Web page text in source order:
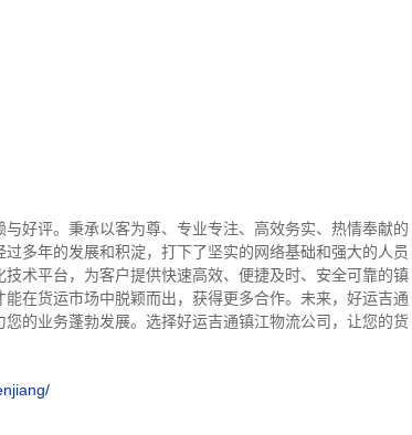
好评。 秉承以客为尊、专业专注、高效务实、热情奉献的
多年的发展和积淀，打下了坚实的网络基础和强大的人员
术平台，为客户提供快速高效、便捷及时、安全可靠的镇
在货运市场中脱颖而出，获得更多合作。 未来，好运吉通
的业务蓬勃发展。选择好运吉通镇江物流公司，让您的货